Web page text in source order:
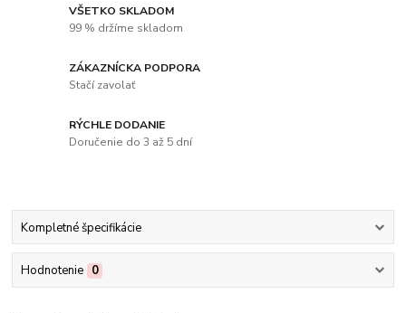
VŠETKO SKLADOM
99 % držíme skladom
ZÁKAZNÍCKA PODPORA
Stačí zavolať
RÝCHLE DODANIE
Doručenie do 3 až 5 dní
Kompletné špecifikácie
Hodnotenie 0